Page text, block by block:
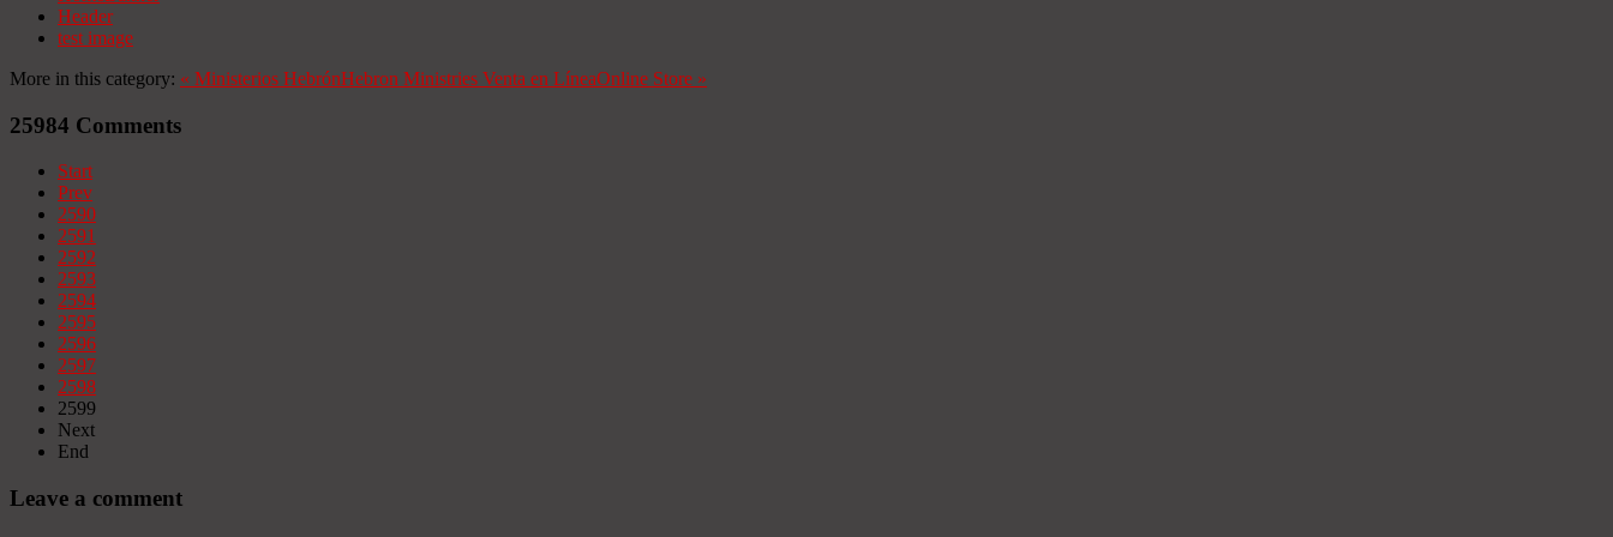
Header
test image
More in this category: « Ministerios HebrónHebron Ministries Venta en LíneaOnline Store »
25984 Comments
Start
Prev
2590
2591
2592
2593
2594
2595
2596
2597
2598
2599
Next
End
Leave a comment